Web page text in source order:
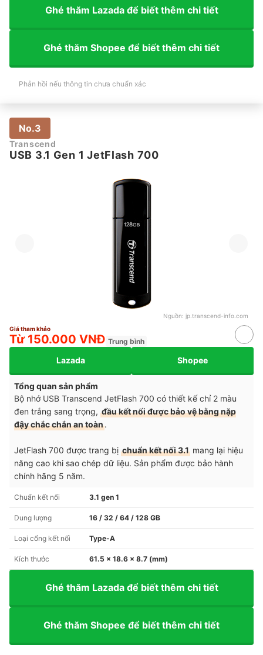
Ghé thăm Lazada để biết thêm chi tiết
Ghé thăm Shopee để biết thêm chi tiết
Phản hồi nếu thông tin chưa chuẩn xác
No.3
Transcend
USB 3.1 Gen 1 JetFlash 700
Nguồn: jp.transcend-info.com
Giá tham khảo
Từ 150.000 VNĐ Trung bình
Lazada Shopee
Tổng quan sản phẩm
Bộ nhớ USB Transcend JetFlash 700 có thiết kế chỉ 2 màu
đen trắng sang trọng, đầu kết nối được bảo vệ bằng nặp
đậy chắc chắn an toàn.
JetFlash 700 được trang bị chuẩn kết nối 3.1 mang lại hiệu
năng cao khi sao chép dữ liệu. Sản phẩm được bảo hành
chính hãng 5 năm.
Chuẩn kết nối 3.1 gen 1
Dung lượng 16 / 32 / 64 / 128 GB
Loại cổng kết nối Type-A
Kích thước 61.5 x 18.6 x 8.7 (mm)
Ghé thăm Lazada để biết thêm chi tiết
Ghé thăm Shopee để biết thêm chi tiết